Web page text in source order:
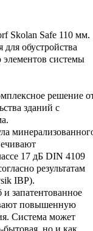
Skolan Safe 110 мм.
для обустройства
системы
решение
зданий с
17 дБ DIN 4109
результатам
IBP).
запатентованное
повышенную
Система может
бытовая, но и как